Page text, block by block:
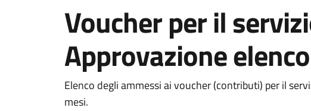
Voucher per il
Approvazione
Dettagli della notizia
Elenco degli ammessi ai voucher (contributi) per il
mesi.